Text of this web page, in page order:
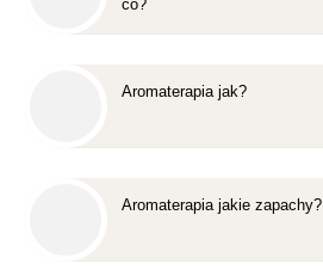
co?
Aromaterapia jak?
Aromaterapia jakie zapachy?